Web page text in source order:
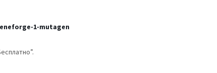
1-mutagen